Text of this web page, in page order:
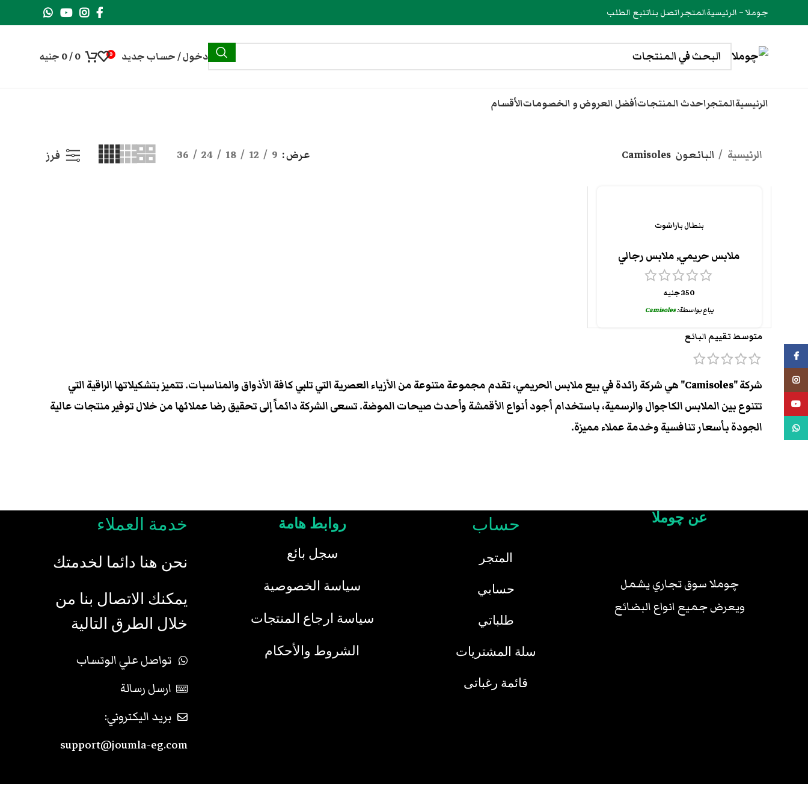
جوملا – الرئيسيةالمتجراتصل بناتتبع الطلب
دخول / حساب جديد 0
0
/
0 جنيه
الرئيسيةالمتجراحدث المنتجاتأفضل العروض و الخصوماتالأقسام
الرئيسية البائعون Camisoles عرض 9
12
18
24
36 فرز
بنطال باراشوت
ملابس حريمي,ملابس رجالي
350جنيه
يباع بواسطة:Camisoles
متوسط تقييم البائع
شركة "Camisoles" هي شركة رائدة في بيع ملابس الحريمي، تقدم مجموعة متنوعة من الأزياء العصرية التي تلبي كافة الأذواق والمناسبات. تتميز بتشكيلاتها الراقية التي
تتنوع بين الملابس الكاجوال والرسمية، باستخدام أجود أنواع الأقمشة وأحدث صيحات الموضة. تسعى الشركة دائماً إلى تحقيق رضا عملائها من خلال توفير منتجات عالية
الجودة بأسعار تنافسية وخدمة عملاء مميزة.
عن چوملا
چوملا سوق تجاري يشمل
ويعرض جميع انواع البضائع
حساب
المتجر
حسابي
طلباتي
سلة المشتريات
قائمة رغباتى
روابط هامة
سجل بائع
سياسة الخصوصية
سياسة ارجاع المنتجات
الشروط والأحكام
خدمة العملاء
نحن هنا دائما لخدمتك
يمكنك الاتصال بنا من
خلال الطرق التالية
تواصل علي الوتساب
ارسل رسالة
بريد اليكتروني:
support@joumla-eg.com
فيسبوك
انستجرام
يوتيوب
واتس اب